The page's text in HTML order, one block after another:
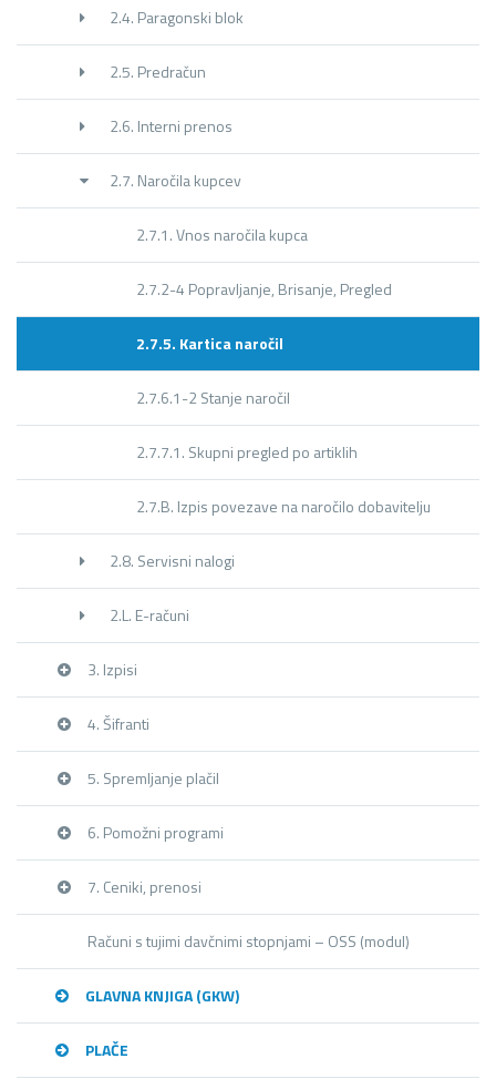
2.4. Paragonski blok
2.5. Predračun
2.6. Interni prenos
2.7. Naročila kupcev
2.7.1. Vnos naročila kupca
2.7.2-4 Popravljanje, Brisanje, Pregled
2.7.5. Kartica naročil
2.7.6.1-2 Stanje naročil
2.7.7.1. Skupni pregled po artiklih
2.7.B. Izpis povezave na naročilo dobavitelju
2.8. Servisni nalogi
2.L. E-računi
3. Izpisi
4. Šifranti
5. Spremljanje plačil
6. Pomožni programi
7. Ceniki, prenosi
Računi s tujimi davčnimi stopnjami – OSS (modul)
GLAVNA KNJIGA (GKW)
PLAČE